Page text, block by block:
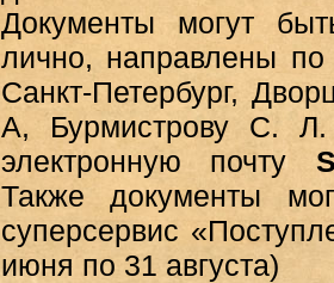
Документы могут
лично, направлены
Санкт-Петербург,
А, Бурмистрову С.
электронную почту
Также документы
суперсервис
июня по 31 августа)